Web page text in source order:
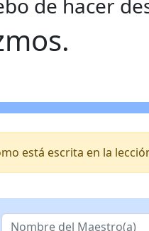
de hacer
está escrita en la